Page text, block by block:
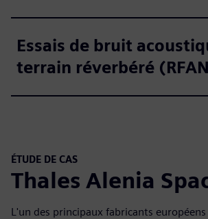
Essais de bruit
terrain réverbéré
ÉTUDE DE CAS
Thales Alenia
L'un des principaux fabricants